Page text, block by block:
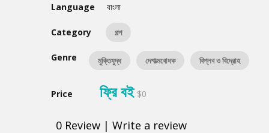
Language
বাংলা
Category গল্প
Genre মুক্তিযুদ্ধ দেশাত্মবোধক বিপ্লব ও বিদ্রোহ
Price ফ্রি বই $0
0 Review | Write a review